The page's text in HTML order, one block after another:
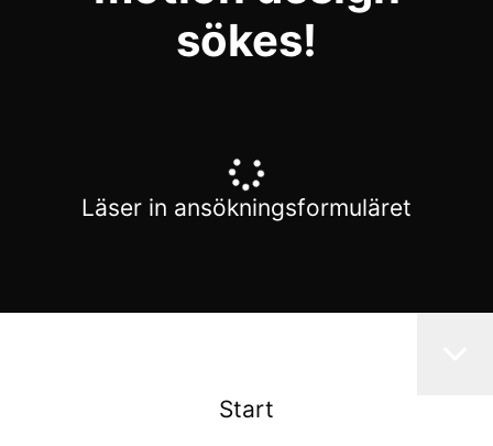
sökes!
Läser in ansökningsformuläret
Start